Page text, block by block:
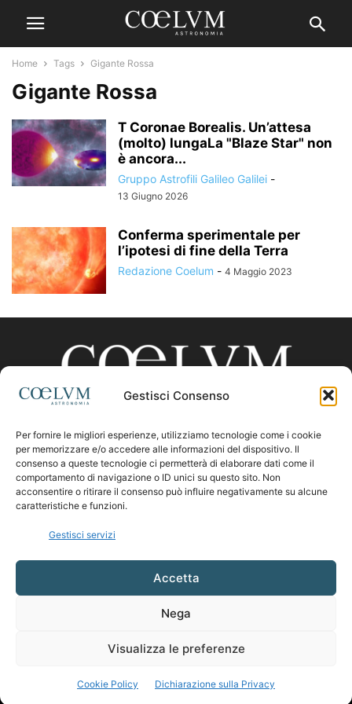
Gestisci Consenso
Per fornire le migliori esperienze, utilizziamo tecnologie come i cookie
per memorizzare e/o accedere alle informazioni del dispositivo. Il
consenso a queste tecnologie ci permetterà di elaborare dati come il
comportamento di navigazione o ID unici su questo sito. Non
acconsentire o ritirare il consenso può influire negativamente su alcune
caratteristiche e funzioni.
Gestisci servizi
Accetta
Nega
Visualizza le preferenze
Cookie Policy Dichiarazione sulla Privacy
Home Tags Gigante Rossa
Gigante Rossa
T Coronae Borealis. Un’attesa
(molto) lungaLa "Blaze Star" non
è ancora...
Gruppo Astrofili Galileo Galilei -
13 Giugno 2026
Conferma sperimentale per
l’ipotesi di fine della Terra
Redazione Coelum - 4 Maggio 2023
CHI SIAMO
Contattaci:coelumastro@coelum.com